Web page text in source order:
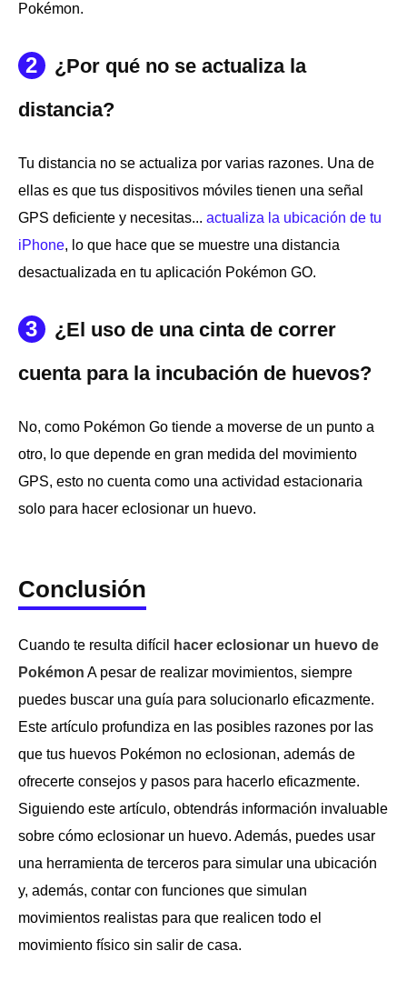
Pokémon.
2
¿Por qué no se actualiza la
distancia?
Tu distancia no se actualiza por varias razones. Una de
ellas es que tus dispositivos móviles tienen una señal
GPS deficiente y necesitas... actualiza la ubicación de tu
iPhone, lo que hace que se muestre una distancia
desactualizada en tu aplicación Pokémon GO.
3
¿El uso de una cinta de correr
cuenta para la incubación de huevos?
No, como Pokémon Go tiende a moverse de un punto a
otro, lo que depende en gran medida del movimiento
GPS, esto no cuenta como una actividad estacionaria
solo para hacer eclosionar un huevo.
Conclusión
Cuando te resulta difícil
hacer eclosionar un huevo de
Pokémon A pesar de realizar movimientos, siempre
puedes buscar una guía para solucionarlo eficazmente.
Este artículo profundiza en las posibles razones por las
que tus huevos Pokémon no eclosionan, además de
ofrecerte consejos y pasos para hacerlo eficazmente.
Siguiendo este artículo, obtendrás información invaluable
sobre cómo eclosionar un huevo. Además, puedes usar
una herramienta de terceros para simular una ubicación
y, además, contar con funciones que simulan
movimientos realistas para que realicen todo el
movimiento físico sin salir de casa.